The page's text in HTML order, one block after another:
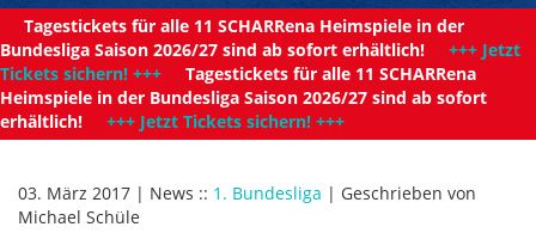
Tagestickets für alle 11 SCHARRena Heimspiele in der
Bundesliga Saison 2026/27 sind ab sofort erhältlich! +++ Jetzt
Tickets sichern! +++ Tagestickets für alle 11 SCHARRena
Heimspiele in der Bundesliga Saison 2026/27 sind ab sofort
erhältlich! +++ Jetzt Tickets sichern! +++
03. März 2017 | News :: 1. Bundesliga | Geschrieben von
Michael Schüle